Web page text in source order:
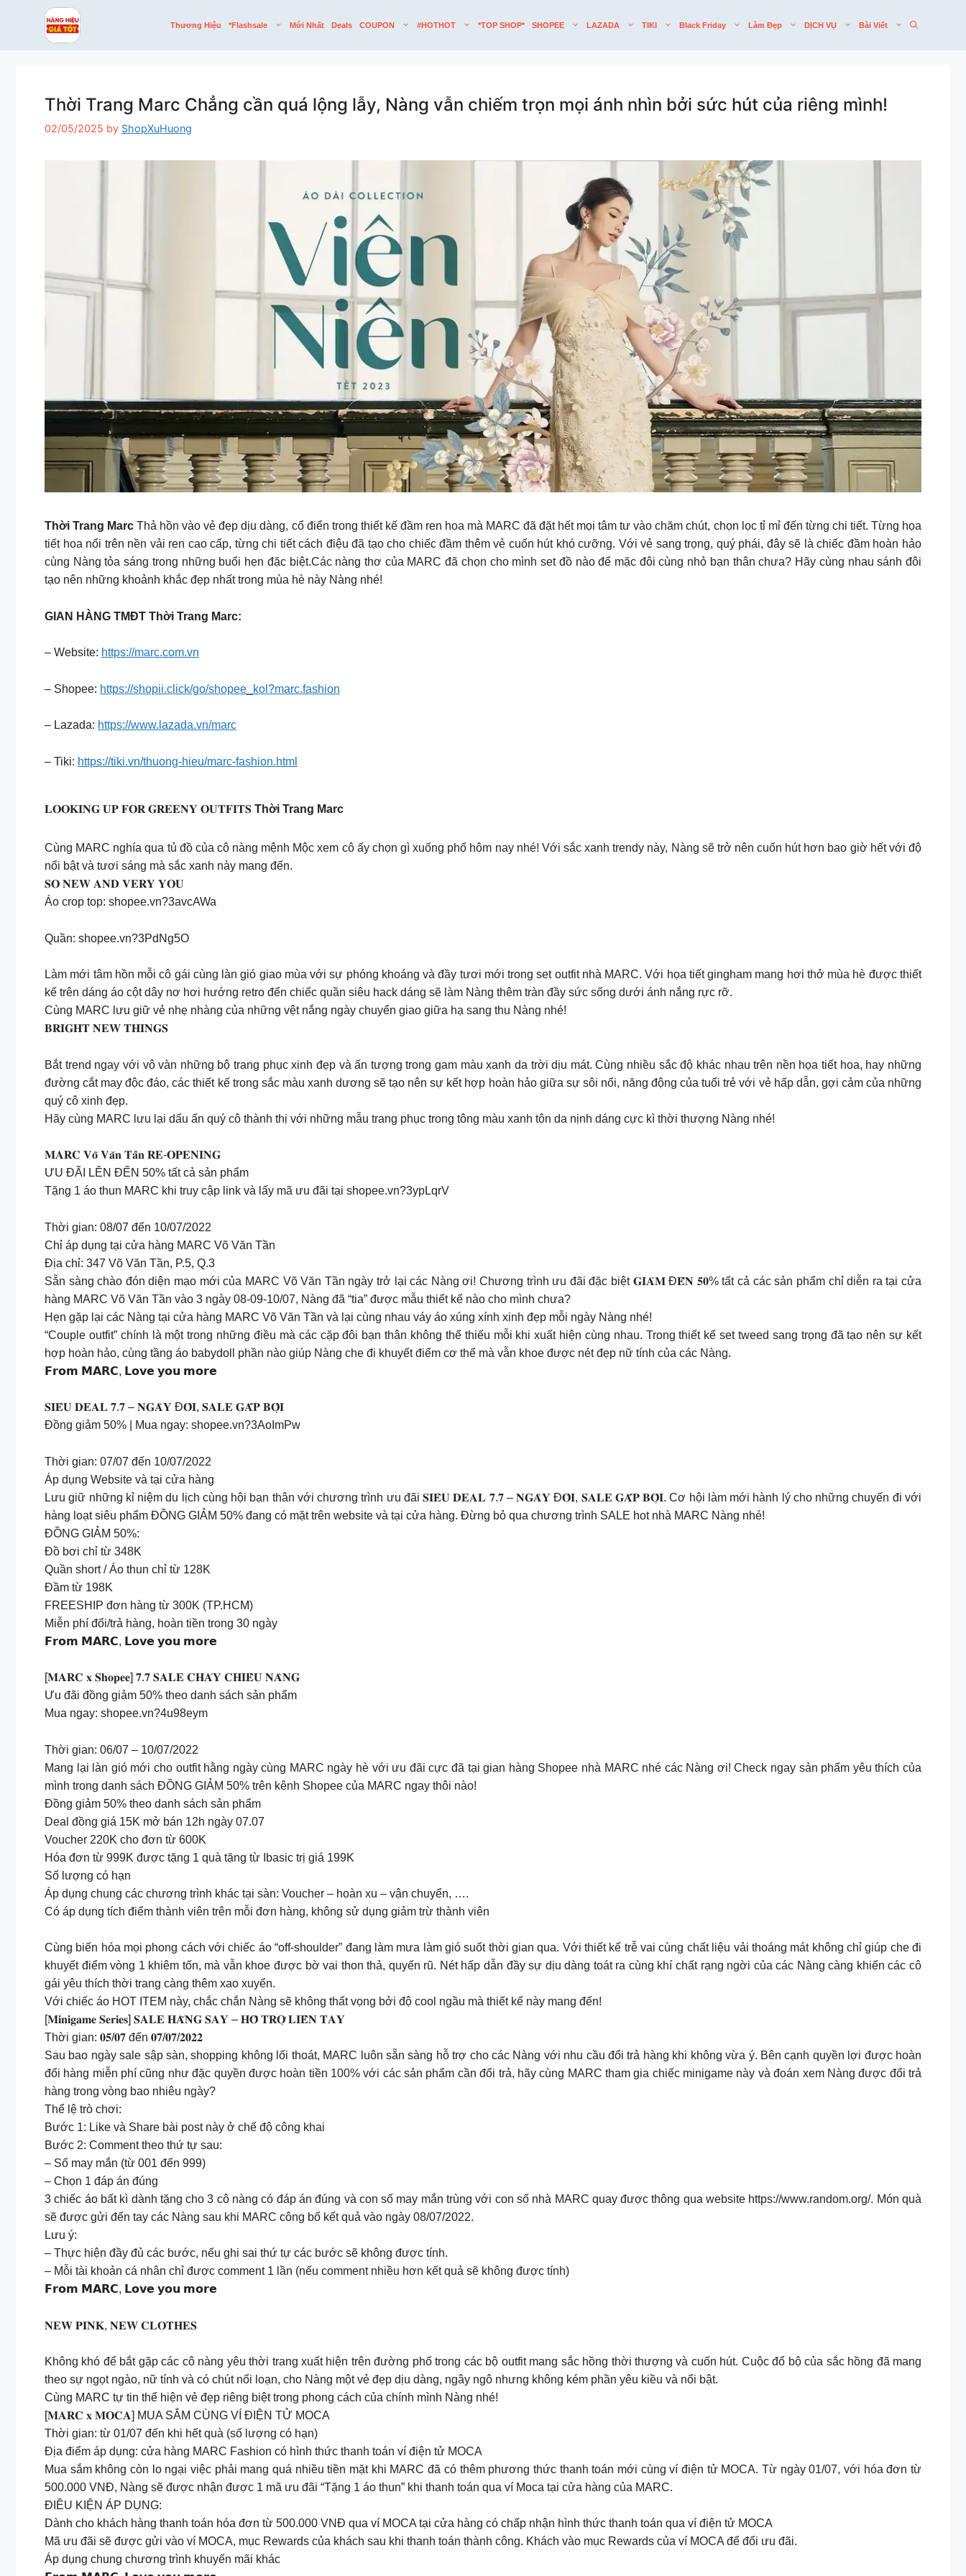
Thương Hiệu *flashsale Mới Nhất Deals COUPON #HOTHOT *TOP SHOP* SHOPEE LAZADA TIKI Black Friday Làm Đẹp DỊCH VỤ Bài Viết
Thời Trang Marc Chẳng cần quá lộng lẫy, Nàng vẫn chiếm trọn mọi ánh nhìn bởi sức hút của riêng mình!
02/05/2025 by ShopXuHuong
Thời Trang Marc Thả hồn vào vẻ đẹp dịu dàng, cổ điển trong thiết kế đầm ren hoa mà MARC đã đặt hết mọi tâm tư vào chăm chút, chọn lọc tỉ mỉ đến từng chi tiết. Từng họa
tiết hoa nổi trên nền vải ren cao cấp, từng chi tiết cách điệu đã tạo cho chiếc đầm thêm vẻ cuốn hút khó cưỡng. Với vẻ sang trọng, quý phái, đây sẽ là chiếc đầm hoàn hảo
cùng Nàng tỏa sáng trong những buổi hẹn đặc biệt.Các nàng thơ của MARC đã chọn cho mình set đồ nào để mặc đôi cùng nhỏ bạn thân chưa? Hãy cùng nhau sánh đôi
tạo nên những khoảnh khắc đẹp nhất trong mùa hè này Nàng nhé!
GIAN HÀNG TMĐT Thời Trang Marc:
– Website: https://marc.com.vn
– Shopee: https://shopii.click/go/shopee_kol?marc.fashion
– Lazada: https://www.lazada.vn/marc
– Tiki: https://tiki.vn/thuong-hieu/marc-fashion.html
𝐋𝐎𝐎𝐊𝐈𝐍𝐆 𝐔𝐏 𝐅𝐎𝐑 𝐆𝐑𝐄𝐄𝐍𝐘 𝐎𝐔𝐓𝐅𝐈𝐓𝐒 Thời Trang Marc
Cùng MARC nghía qua tủ đồ của cô nàng mệnh Mộc xem cô ấy chọn gì xuống phố hôm nay nhé! Với sắc xanh trendy này, Nàng sẽ trở nên cuốn hút hơn bao giờ hết với độ
nổi bật và tươi sáng mà sắc xanh này mang đến.
𝐒𝐎 𝐍𝐄𝐖 𝐀𝐍𝐃 𝐕𝐄𝐑𝐘 𝐘𝐎𝐔
Áo crop top: shopee.vn?3avcAWa
Quần: shopee.vn?3PdNg5O
Làm mới tâm hồn mỗi cô gái cùng làn gió giao mùa với sự phóng khoáng và đầy tươi mới trong set outfit nhà MARC. Với họa tiết gingham mang hơi thở mùa hè được thiết
kế trên dáng áo cột dây nơ hơi hướng retro đến chiếc quần siêu hack dáng sẽ làm Nàng thêm tràn đầy sức sống dưới ánh nắng rực rỡ.
Cùng MARC lưu giữ vẻ nhẹ nhàng của những vệt nắng ngày chuyển giao giữa hạ sang thu Nàng nhé!
𝐁𝐑𝐈𝐆𝐇𝐓 𝐍𝐄𝐖 𝐓𝐇𝐈𝐍𝐆𝐒
Bắt trend ngay với vô vàn những bộ trang phục xinh đẹp và ấn tượng trong gam màu xanh da trời dịu mát. Cùng nhiều sắc độ khác nhau trên nền họa tiết hoa, hay những
đường cắt may độc đáo, các thiết kế trong sắc màu xanh dương sẽ tạo nên sự kết hợp hoàn hảo giữa sự sôi nổi, năng động của tuổi trẻ với vẻ hấp dẫn, gợi cảm của những
quý cô xinh đẹp.
Hãy cùng MARC lưu lại dấu ấn quý cô thành thị với những mẫu trang phục trong tông màu xanh tôn da nịnh dáng cực kì thời thượng Nàng nhé!
𝐌𝐀𝐑𝐂 𝐕𝐨̃ 𝐕𝐚̆𝐧 𝐓𝐚̂̀𝐧 𝐑𝐄-𝐎𝐏𝐄𝐍𝐈𝐍𝐆
ƯU ĐÃI LÊN ĐẾN 50% tất cả sản phẩm
Tặng 1 áo thun MARC khi truy cập link và lấy mã ưu đãi tại shopee.vn?3ypLqrV
Thời gian: 08/07 đến 10/07/2022
Chỉ áp dụng tại cửa hàng MARC Võ Văn Tần
Địa chỉ: 347 Võ Văn Tần, P.5, Q.3
Sẵn sàng chào đón diện mạo mới của MARC Võ Văn Tần ngày trở lại các Nàng ơi! Chương trình ưu đãi đặc biệt 𝐆𝐈𝐀̉𝐌 Đ𝐄̂́𝐍 𝟓𝟎% tất cả các sản phẩm chỉ diễn ra tại cửa
hàng MARC Võ Văn Tần vào 3 ngày 08-09-10/07, Nàng đã “tia” được mẫu thiết kế nào cho mình chưa?
Hẹn gặp lại các Nàng tại cửa hàng MARC Võ Văn Tần và lại cùng nhau váy áo xúng xính xinh đẹp mỗi ngày Nàng nhé!
“Couple outfit” chính là một trong những điều mà các cặp đôi bạn thân không thể thiếu mỗi khi xuất hiện cùng nhau. Trong thiết kế set tweed sang trọng đã tạo nên sự kết
hợp hoàn hảo, cùng tầng áo babydoll phần nào giúp Nàng che đi khuyết điểm cơ thể mà vẫn khoe được nét đẹp nữ tính của các Nàng.
𝗙𝗿𝗼𝗺 𝗠𝗔𝗥𝗖, 𝗟𝗼𝘃𝗲 𝘆𝗼𝘂 𝗺𝗼𝗿𝗲
𝐒𝐈𝐄̂𝐔 𝐃𝐄𝐀𝐋 𝟕.𝟕 – 𝐍𝐆𝐀̀𝐘 Đ𝐎̂𝐈, 𝐒𝐀𝐋𝐄 𝐆𝐀̂́𝐏 𝐁𝐎̣̂𝐈
Đồng giảm 50% | Mua ngay: shopee.vn?3AoImPw
Thời gian: 07/07 đến 10/07/2022
Áp dụng Website và tại cửa hàng
Lưu giữ những kỉ niệm du lịch cùng hội bạn thân với chương trình ưu đãi 𝐒𝐈𝐄̂𝐔 𝐃𝐄𝐀𝐋 𝟕.𝟕 – 𝐍𝐆𝐀̀𝐘 Đ𝐎̂𝐈, 𝐒𝐀𝐋𝐄 𝐆𝐀̂́𝐏 𝐁𝐎̣̂𝐈. Cơ hội làm mới hành lý cho những chuyến đi với
hàng loạt siêu phẩm ĐỒNG GIẢM 50% đang có mặt trên website và tại cửa hàng. Đừng bỏ qua chương trình SALE hot nhà MARC Nàng nhé!
ĐỒNG GIẢM 50%:
Đồ bơi chỉ từ 348K
Quần short / Áo thun chỉ từ 128K
Đầm từ 198K
FREESHIP đơn hàng từ 300K (TP.HCM)
Miễn phí đổi/trả hàng, hoàn tiền trong 30 ngày
𝗙𝗿𝗼𝗺 𝗠𝗔𝗥𝗖, 𝗟𝗼𝘃𝗲 𝘆𝗼𝘂 𝗺𝗼𝗿𝗲
[𝐌𝐀𝐑𝐂 𝐱 𝐒𝐡𝐨𝐩𝐞𝐞] 𝟕.𝟕 𝐒𝐀𝐋𝐄 𝐂𝐇𝐀́𝐘 𝐂𝐇𝐈𝐄̂̀𝐔 𝐍𝐀̀𝐍𝐆
Ưu đãi đồng giảm 50% theo danh sách sản phẩm
Mua ngay: shopee.vn?4u98eym
Thời gian: 06/07 – 10/07/2022
Mang lại làn gió mới cho outfit hằng ngày cùng MARC ngày hè với ưu đãi cực đã tại gian hàng Shopee nhà MARC nhé các Nàng ơi! Check ngay sản phẩm yêu thích của
mình trong danh sách ĐỒNG GIẢM 50% trên kênh Shopee của MARC ngay thôi nào!
Đồng giảm 50% theo danh sách sản phẩm
Deal đồng giá 15K mở bán 12h ngày 07.07
Voucher 220K cho đơn từ 600K
Hóa đơn từ 999K được tặng 1 quà tặng từ Ibasic trị giá 199K
Số lượng có hạn
Áp dụng chung các chương trình khác tại sàn: Voucher – hoàn xu – vận chuyển, ….
Có áp dụng tích điểm thành viên trên mỗi đơn hàng, không sử dụng giảm trừ thành viên
Cùng biến hóa mọi phong cách với chiếc áo “off-shoulder” đang làm mưa làm gió suốt thời gian qua. Với thiết kế trễ vai cùng chất liệu vải thoáng mát không chỉ giúp che đi
khuyết điểm vòng 1 khiêm tốn, mà vẫn khoe được bờ vai thon thả, quyến rũ. Nét hấp dẫn đầy sự dịu dàng toát ra cùng khí chất rạng ngời của các Nàng càng khiến các cô
gái yêu thích thời trang càng thêm xao xuyến.
Với chiếc áo HOT ITEM này, chắc chắn Nàng sẽ không thất vọng bởi độ cool ngầu mà thiết kế này mang đến!
[𝐌𝐢𝐧𝐢𝐠𝐚𝐦𝐞 𝐒𝐞𝐫𝐢𝐞𝐬] 𝐒𝐀𝐋𝐄 𝐇𝐀̆𝐍𝐆 𝐒𝐀𝐘 – 𝐇𝐎̂̃ 𝐓𝐑𝐎̛̣ 𝐋𝐈𝐄̂̀𝐍 𝐓𝐀𝐘
Thời gian: 𝟎𝟓/𝟎𝟕 đến 𝟎𝟕/𝟎𝟕/𝟐𝟎𝟐𝟐
Sau bao ngày sale sập sàn, shopping không lối thoát, MARC luôn sẵn sàng hỗ trợ cho các Nàng với nhu cầu đổi trả hàng khi không vừa ý. Bên cạnh quyền lợi được hoàn
đổi hàng miễn phí cũng như đặc quyền được hoàn tiền 100% với các sản phẩm cần đổi trả, hãy cùng MARC tham gia chiếc minigame này và đoán xem Nàng được đổi trả
hàng trong vòng bao nhiêu ngày?
Thể lệ trò chơi:
Bước 1: Like và Share bài post này ở chế độ công khai
Bước 2: Comment theo thứ tự sau:
– Số may mắn (từ 001 đến 999)
– Chọn 1 đáp án đúng
3 chiếc áo bất kì dành tặng cho 3 cô nàng có đáp án đúng và con số may mắn trùng với con số nhà MARC quay được thông qua website https://www.random.org/. Món quà
sẽ được gửi đến tay các Nàng sau khi MARC công bố kết quả vào ngày 08/07/2022.
Lưu ý:
– Thực hiện đầy đủ các bước, nếu ghi sai thứ tự các bước sẽ không được tính.
– Mỗi tài khoản cá nhân chỉ được comment 1 lần (nếu comment nhiều hơn kết quả sẽ không được tính)
𝗙𝗿𝗼𝗺 𝗠𝗔𝗥𝗖, 𝗟𝗼𝘃𝗲 𝘆𝗼𝘂 𝗺𝗼𝗿𝗲
𝐍𝐄𝐖 𝐏𝐈𝐍𝐊, 𝐍𝐄𝐖 𝐂𝐋𝐎𝐓𝐇𝐄𝐒
Không khó để bắt gặp các cô nàng yêu thời trang xuất hiện trên đường phố trong các bộ outfit mang sắc hồng thời thượng và cuốn hút. Cuộc đổ bộ của sắc hồng đã mang
theo sự ngọt ngào, nữ tính và có chút nổi loạn, cho Nàng một vẻ đẹp dịu dàng, ngây ngô nhưng không kém phần yêu kiều và nổi bật.
Cùng MARC tự tin thể hiện vẻ đẹp riêng biệt trong phong cách của chính mình Nàng nhé!
[𝐌𝐀𝐑𝐂 𝐱 𝐌𝐎𝐂𝐀] MUA SẮM CÙNG VÍ ĐIỆN TỬ MOCA
Thời gian: từ 01/07 đến khi hết quà (số lượng có hạn)
Địa điểm áp dụng: cửa hàng MARC Fashion có hình thức thanh toán ví điện tử MOCA
Mua sắm không còn lo ngại việc phải mang quá nhiều tiền mặt khi MARC đã có thêm phương thức thanh toán mới cùng ví điện tử MOCA. Từ ngày 01/07, với hóa đơn từ
500.000 VNĐ, Nàng sẽ được nhận được 1 mã ưu đãi “Tặng 1 áo thun” khi thanh toán qua ví Moca tại cửa hàng của MARC.
ĐIỀU KIỆN ÁP DỤNG:
Dành cho khách hàng thanh toán hóa đơn từ 500.000 VNĐ qua ví MOCA tại cửa hàng có chấp nhận hình thức thanh toán qua ví điện tử MOCA
Mã ưu đãi sẽ được gửi vào ví MOCA, mục Rewards của khách sau khi thanh toán thành công. Khách vào mục Rewards của ví MOCA để đổi ưu đãi.
Áp dụng chung chương trình khuyến mãi khác